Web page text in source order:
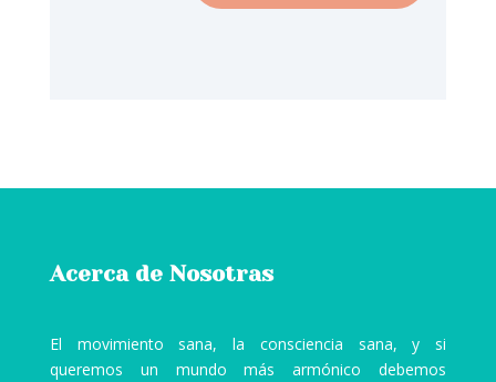
Acerca de Nosotras
El movimiento sana, la consciencia sana, y si
queremos un mundo más armónico debemos